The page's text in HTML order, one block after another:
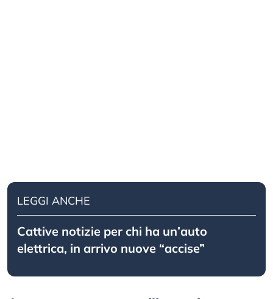
LEGGI ANCHE
Cattive notizie per chi ha un’auto
elettrica, in arrivo nuove “accise”